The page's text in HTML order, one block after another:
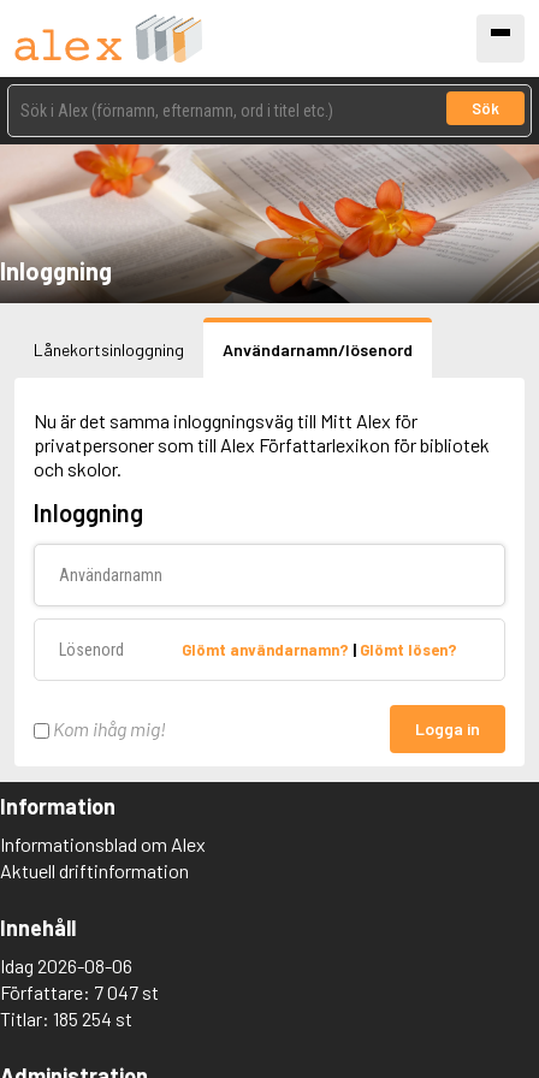
Sök
Inloggning
Lånekortsinloggning Användarnamn/lösenord
Nu är det samma inloggningsväg till Mitt Alex för
privatpersoner som till Alex Författarlexikon för bibliotek
och skolor.
Inloggning
Glömt användarnamn? | Glömt lösen?
Kom ihåg mig! Logga in
Information
Informationsblad om Alex
Aktuell driftinformation
Innehåll
Idag 2026-08-06
Författare: 7 047 st
Titlar: 185 254 st